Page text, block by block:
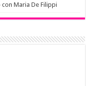
Maria De Filippi